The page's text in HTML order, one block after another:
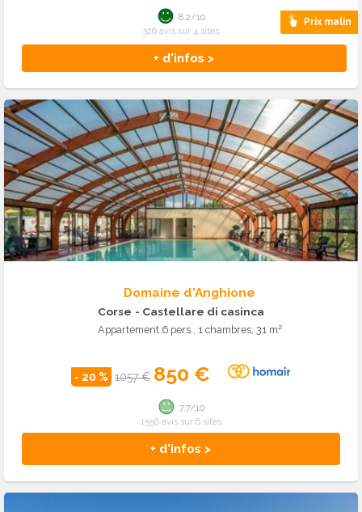
Prix malin
+ d'infos >
8.2/10
326 avis sur 4 sites
Domaine d'Anghione
Corse - Castellare di casinca
Appartement 6 pers., 1 chambres, 31 m²
- 20 % 1057 € 850 €
+ d'infos >
7.7/10
1556 avis sur 6 sites